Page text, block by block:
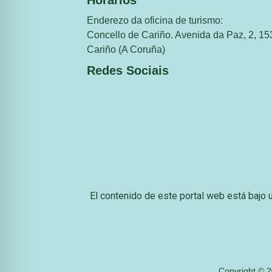
Enderezo da oficina de turismo:
Concello de Cariño. Avenida da Paz, 2,
Cariño (A Coruña)
Redes Sociais
El contenido de este portal web está bajo